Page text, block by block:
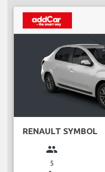
RENAULT SYMBOL
group
5